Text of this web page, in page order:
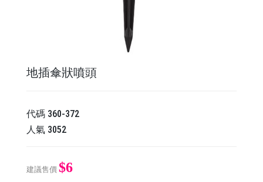
地插傘狀噴頭
代碼 360-372
人氣 3052
建議售價 $6